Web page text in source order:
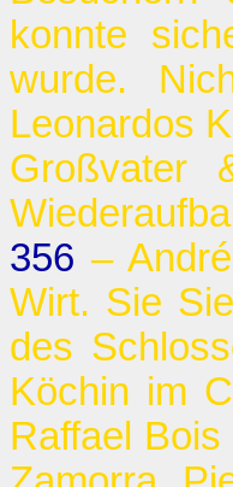
konnte
wurde.
Leonardos
Großvater
356 –
Wirt. Sie
des
Köchin im
Raffael